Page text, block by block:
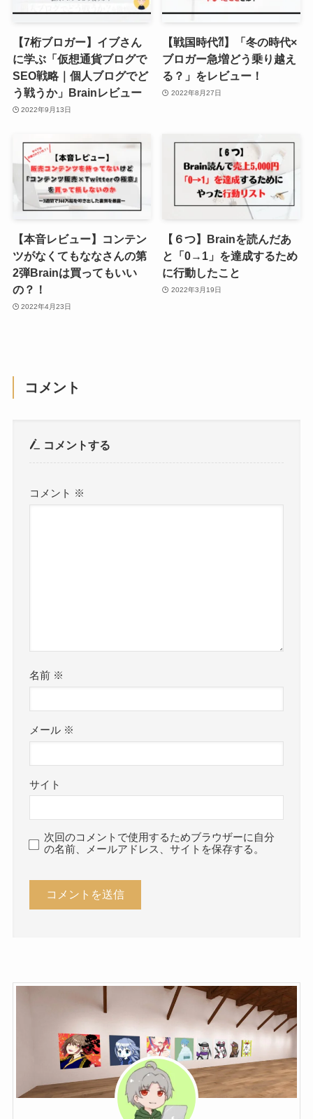
【7桁ブロガー】イブさん
に学ぶ「仮想通貨ブログで
SEO戦略｜個人ブログでど
う戦うか」Brainレビュー
2022年9月13日
【戦国時代⁈】「冬の時代×
ブロガー急増どう乗り越え
る？」をレビュー！
2022年8月27日
【本音レビュー】コンテン
ツがなくてもななさんの第
2弾Brainは買ってもいい
の？！
2022年4月23日
【６つ】Brainを読んだあ
と「0→1」を達成するため
に行動したこと
2022年3月19日
コメント
コメントする
コメント ※
名前 ※
メール ※
サイト
次回のコメントで使用するためブラウザーに自分
の名前、メールアドレス、サイトを保存する。